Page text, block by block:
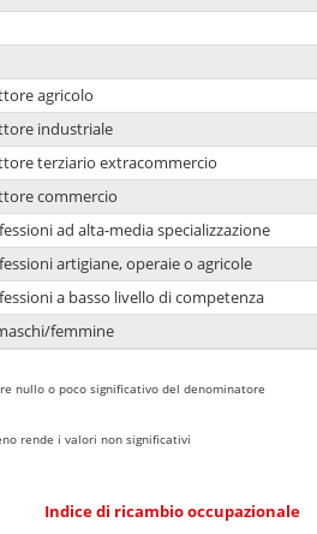
agricolo
industriale
terziario extracommercio
commercio
ad alta-media specializzazione
artigiane, operaie o agricole
a basso livello di competenza
femmine
nullo o poco significativo del denominatore
rende i valori non significativi
Indice di ricambio occupazionale